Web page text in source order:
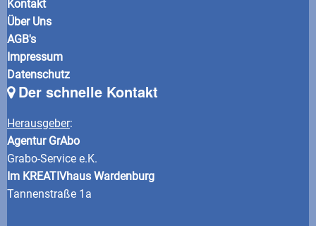
Kontakt
Über Uns
AGB's
Impressum
Datenschutz
Der schnelle Kontakt
Herausgeber:
Agentur GrAbo
Grabo-Service e.K.
Im KREATIVhaus Wardenburg
Tannenstraße 1a